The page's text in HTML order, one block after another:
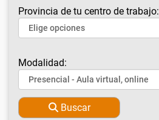
Provincia de tu centro de trabajo:
Modalidad:
Buscar